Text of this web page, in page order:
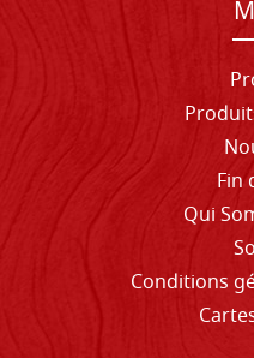
Fin
Qui
Conditions